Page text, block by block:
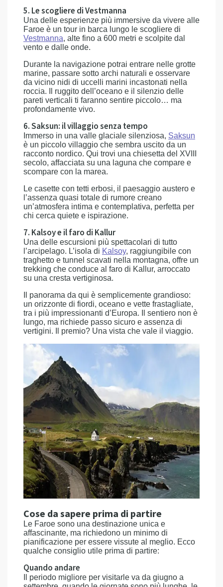
5. Le scogliere di Vestmanna
Una delle esperienze più immersive da vivere alle
Faroe è un tour in barca lungo le scogliere di
Vestmanna, alte fino a 600 metri e scolpite dal
vento e dalle onde.
Durante la navigazione potrai entrare nelle grotte
marine, passare sotto archi naturali e osservare
da vicino nidi di uccelli marini incastonati nella
roccia. Il ruggito dell’oceano e il silenzio delle
pareti verticali ti faranno sentire piccolo… ma
profondamente vivo.
6. Saksun: il villaggio senza tempo
Immerso in una valle glaciale silenziosa, Saksun
è un piccolo villaggio che sembra uscito da un
racconto nordico. Qui trovi una chiesetta del XVIII
secolo, affacciata su una laguna che compare e
scompare con la marea.
Le casette con tetti erbosi, il paesaggio austero e
l’assenza quasi totale di rumore creano
un’atmosfera intima e contemplativa, perfetta per
chi cerca quiete e ispirazione.
7. Kalsoy e il faro di Kallur
Una delle escursioni più spettacolari di tutto
l’arcipelago. L’isola di Kalsoy, raggiungibile con
traghetto e tunnel scavati nella montagna, offre un
trekking che conduce al faro di Kallur, arroccato
su una cresta vertiginosa.
Il panorama da qui è semplicemente grandioso:
un orizzonte di fiordi, oceano e vette frastagliate,
tra i più impressionanti d’Europa. Il sentiero non è
lungo, ma richiede passo sicuro e assenza di
vertigini. Il premio? Una vista che vale il viaggio.
Cose da sapere prima di partire
Le Faroe sono una destinazione unica e
affascinante, ma richiedono un minimo di
pianificazione per essere vissute al meglio. Ecco
qualche consiglio utile prima di partire:
Quando andare
Il periodo migliore per visitarle va da giugno a